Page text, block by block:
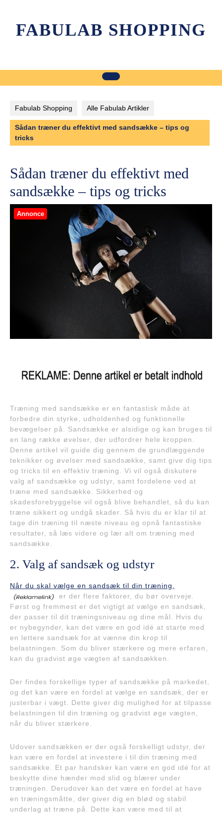
contentFABULAB SHOPPING
Fabulab Shopping Alle Fabulab Artikler
Sådan træner du effektivt med sandsække – tips og
tricks
Sådan træner du effektivt med
sandsække – tips og tricks
Annonce
Træning med sandsække er en fantastisk måde at
forbedre din styrke, udholdenhed og funktionelle
bevægelser på. Sandsække er alsidige og kan bruges til
en lang række øvelser, der udfordrer hele kroppen.
Denne artikel vil guide dig gennem de grundlæggende
teknikker og øvelser med sandsække, samt give dig tips
og tricks til en effektiv træning. Vi vil også diskutere
valg af sandsække og udstyr, samt fordelene ved at
træne med sandsække. Sikkerhed og
skadesforebyggelse vil også blive behandlet, så du kan
træne sikkert og undgå skader. Så hvis du er klar til at
tage din træning til næste niveau og opnå fantastiske
resultater, så læs videre og lær alt om træning med
sandsække.
2. Valg af sandsæk og udstyr
Når du skal vælge en sandsæk til din træning,
er der flere faktorer, du bør overveje.
Først og fremmest er det vigtigt at vælge en sandsæk,
der passer til dit træningsniveau og dine mål. Hvis du
er nybegynder, kan det være en god idé at starte med
en lettere sandsæk for at vænne din krop til
belastningen. Som du bliver stærkere og mere erfaren,
kan du gradvist øge vægten af sandsækken.
Der findes forskellige typer af sandsække på markedet,
og det kan være en fordel at vælge en sandsæk, der er
justerbar i vægt. Dette giver dig mulighed for at tilpasse
belastningen til din træning og gradvist øge vægten,
når du bliver stærkere.
Udover sandsækken er der også forskelligt udstyr, der
kan være en fordel at investere i til din træning med
sandsække. Et par handsker kan være en god idé for at
beskytte dine hænder mod slid og blærer under
træningen. Derudover kan det være en fordel at have
en træningsmåtte, der giver dig en blød og stabil
underlag at træne på. Dette kan være med til at